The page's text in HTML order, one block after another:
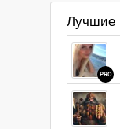
Лучшие
PRO